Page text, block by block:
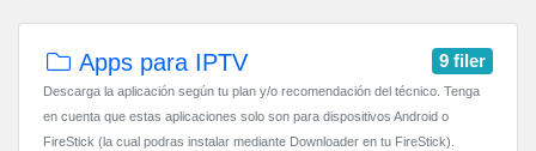
Apps para IPTV 9 filer
Descarga la aplicación según tu plan y/o recomendación del técnico. Tenga
en cuenta que estas aplicaciones solo son para dispositivos Android o
FireStick (la cual podras instalar mediante Downloader en tu FireStick).